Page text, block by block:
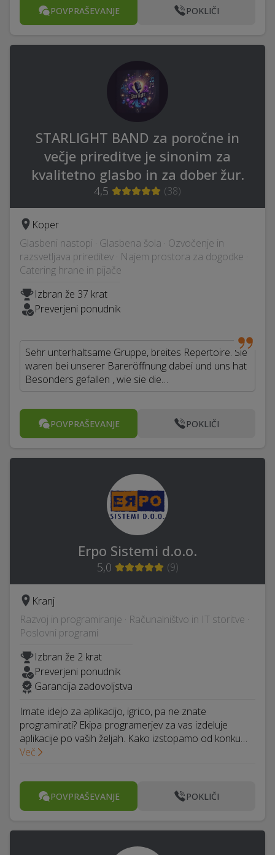
POVPRAŠEVANJE POKLIČI
STARLIGHT BAND za poročne in
večje prireditve je sinonim za
kvalitetno glasbo in za dober žur.
4,5 (38)
Koper
Glasbeni nastopi · Glasbena šola · Ozvočenje in
razsvetljava prireditev · Najem prostora za dogodke ·
Catering hrane in pijače
Izbran že 37 krat
Preverjeni ponudnik
Sehr unterhaltsame Gruppe, breites Repertoire. Sie
waren bei unserer Bareröffnung dabei und uns hat
Besonders gefallen , wie sie die…
POVPRAŠEVANJE POKLIČI
Erpo Sistemi d.o.o.
5,0 (9)
Kranj
Razvoj in programiranje · Računalništvo in IT storitve ·
Poslovni programi
Izbran že 2 krat
Preverjeni ponudnik
Garancija zadovoljstva
Imate idejo za aplikacijo, igrico, pa ne znate
programirati? Ekipa programerjev za vas izdeluje
aplikacije po vaših željah. Kako izstopamo od konku…
Več
POVPRAŠEVANJE POKLIČI